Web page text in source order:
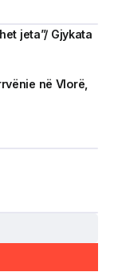
jetën e
është
reale të
jeta”/ Gjykata
në Vlorë,